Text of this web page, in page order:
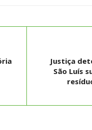
Justiça
São Luís